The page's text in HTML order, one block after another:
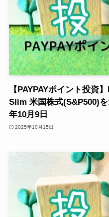
【PAYPAYポイント投資
Slim 米国株式(S&P500)
年10月9日
2025年10月15日